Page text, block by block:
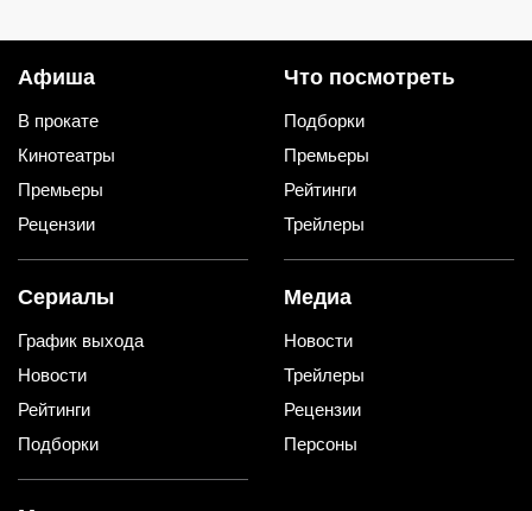
Афиша
В прокате
Кинотеатры
Премьеры
Рецензии
Что посмотреть
Подборки
Премьеры
Рейтинги
Трейлеры
Сериалы
График выхода
Новости
Рейтинги
Подборки
Медиа
Новости
Трейлеры
Рецензии
Персоны